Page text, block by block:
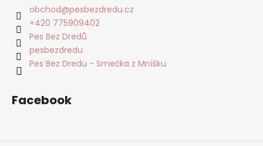
obchod@pesbezdredu.cz
+420 775909402
Pes Bez Dredů
pesbezdredu
Pes Bez Dredu - Smečka z Mníšku
Facebook